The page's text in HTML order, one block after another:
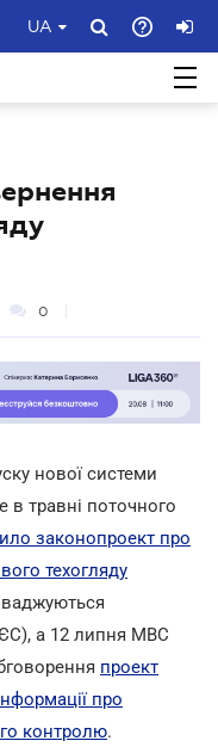
UA
0
нової системи
в травні поточного
законопроект про
техогляду
а 12 липня МВС
проект
про
контролю.